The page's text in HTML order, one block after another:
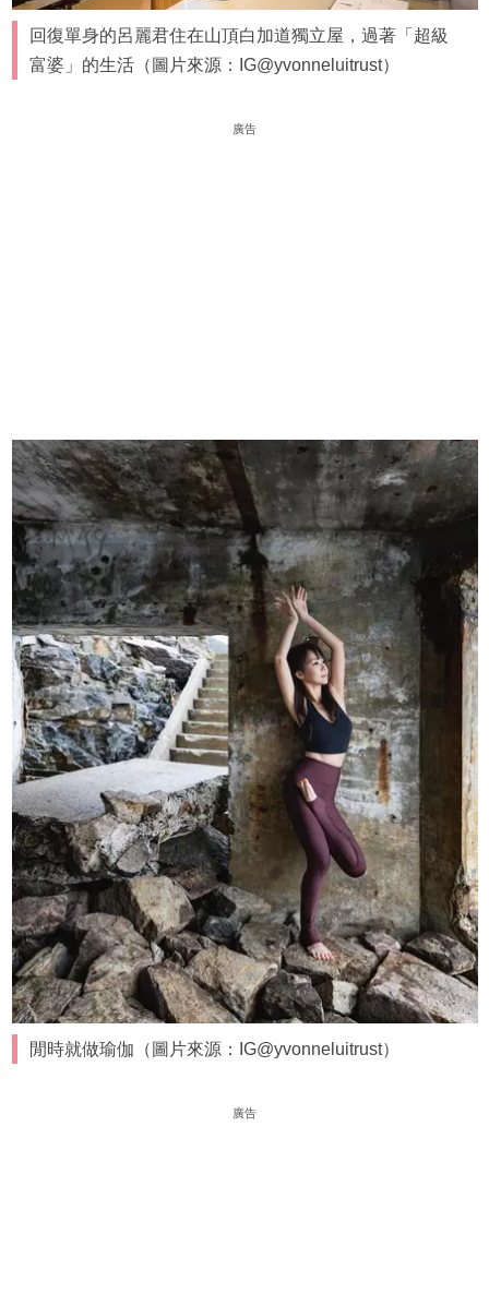
回復單身的呂麗君住在山頂白加道獨立屋，過著「超級
富婆」的生活（圖片來源：IG@yvonneluitrust）
廣告
閒時就做瑜伽（圖片來源：IG@yvonneluitrust）
廣告